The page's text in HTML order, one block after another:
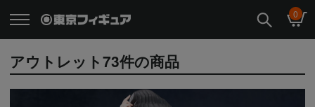
0
アウトレット73件の商品